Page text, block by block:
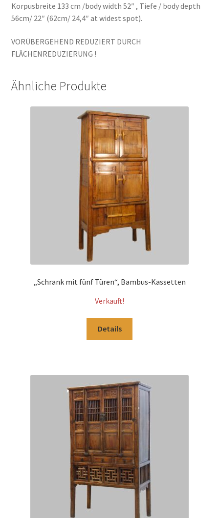
Korpusbreite 133 cm /body width 52″ , Tiefe / body depth
56cm/ 22″ (62cm/ 24,4″ at widest spot).
VORÜBERGEHEND REDUZIERT DURCH
FLÄCHENREDUZIERUNG !
Ähnliche Produkte
„Schrank mit fünf Türen“, Bambus-Kassetten
Verkauft!
Details